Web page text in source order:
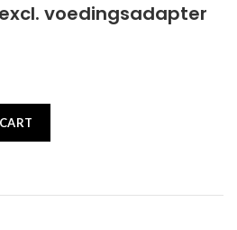
excl. voedingsadapter